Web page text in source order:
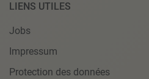
LIENS UTILES
Jobs
Impressum
Protection des données